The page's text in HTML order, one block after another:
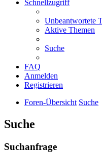
Schnellzugriff
Unbeantwortete
Aktive Themen
Suche
FAQ
Anmelden
Registrieren
Foren-Übersicht Suche
Suche
Suchanfrage